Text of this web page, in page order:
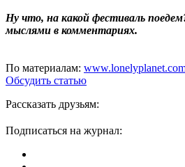
Ну что, на какой фестиваль
мыслями в комментариях.
По материалам:
Обсудить статью
Рассказать друзьям:
Подписаться на журнал: